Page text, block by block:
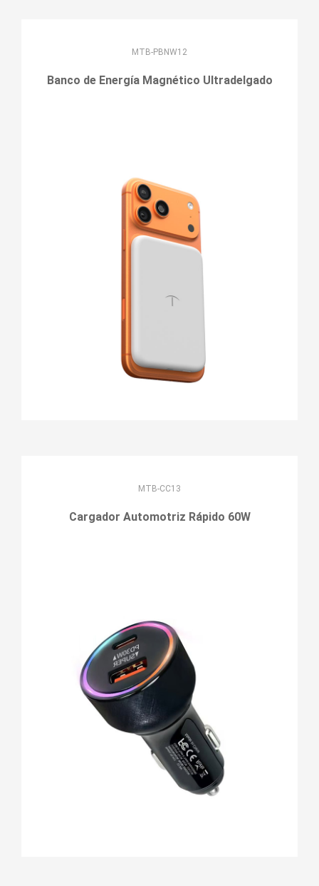
MTB-PBNW12
Banco de Energía Magnético Ultradelgado
MTB-CC13
Cargador Automotriz Rápido 60W